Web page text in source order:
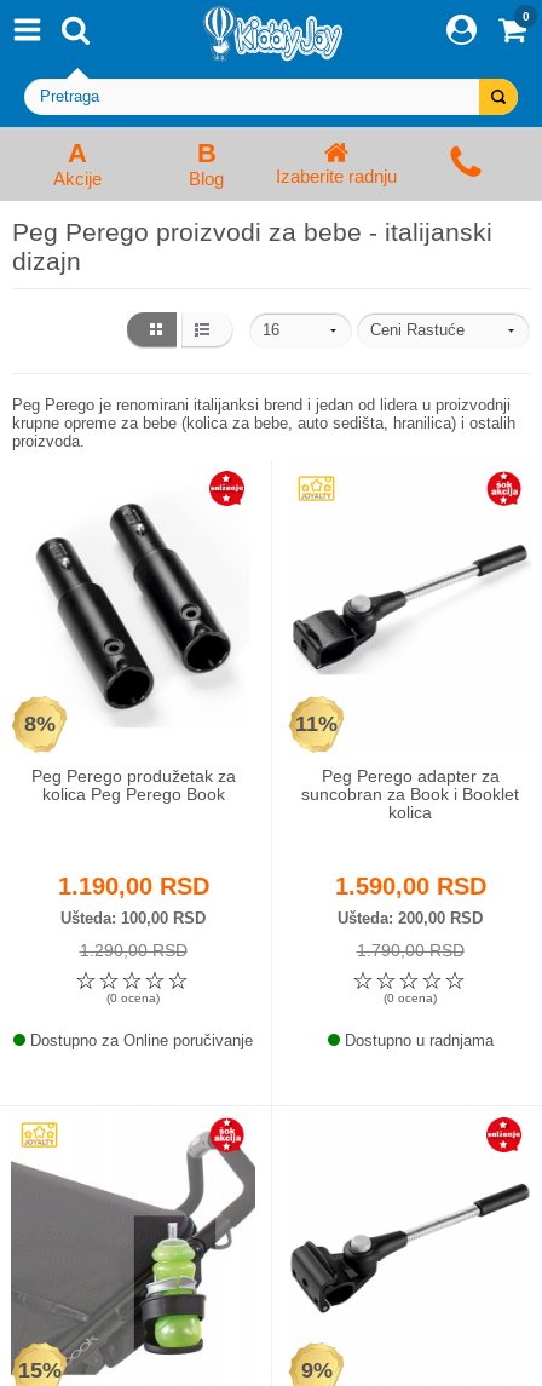
Proizvodi
Početna
Kolica za bebe i dečija kolica
Kreveci, ljuljaške i ležaljke
Kadice, noše i adapteri
Monitori, Ogradice i tricikli
Posteljine, vrećice i baldahini
Odeća i obuća
Igračke za bebe i decu
AKCIJA
011 438 1 000
0
A
Akcije
B
Blog Izaberite radnju
Peg Perego proizvodi za bebe - italijanski
dizajn
Peg Perego je renomirani italijanksi brend i jedan od lidera u proizvodnji
krupne opreme za bebe (kolica za bebe, auto sedišta, hranilica) i ostalih
proizvoda.
8%
Peg Perego produžetak za
kolica Peg Perego Book
1.190,00 RSD
Ušteda 100,00 RSD
1.290,00 RSD
☆
☆
☆
☆
☆
(0 ocena)
Dostupno za Online poručivanje
11%
Peg Perego adapter za
suncobran za Book i Booklet
kolica
1.590,00 RSD
Ušteda 200,00 RSD
1.790,00 RSD
☆
☆
☆
☆
☆
(0 ocena)
Dostupno u radnjama
15% 9%